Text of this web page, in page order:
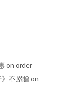
on order
不累贈 on